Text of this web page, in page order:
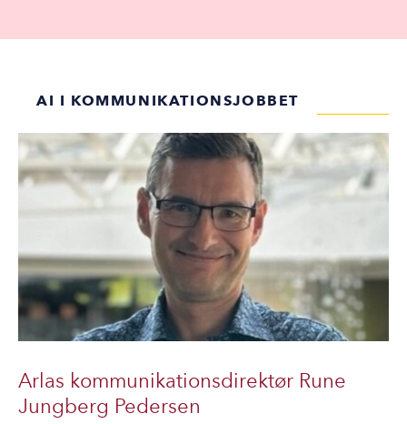
AI I KOMMUNIKATIONSJOBBET
Arlas kommunikationsdirektør Rune
Jungberg Pedersen